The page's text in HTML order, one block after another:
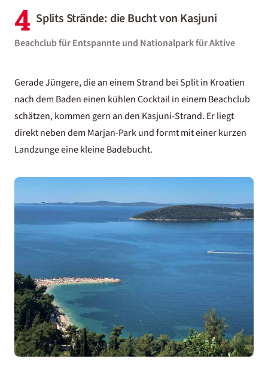
4 Splits Strände: die Bucht von Kasjuni
Beachclub für Entspannte und Nationalpark für Aktive
Gerade Jüngere, die an einem Strand bei Split in Kroatien
nach dem Baden einen kühlen Cocktail in einem Beachclub
schätzen, kommen gern an den Kasjuni-Strand. Er liegt
direkt neben dem Marjan-Park und formt mit einer kurzen
Landzunge eine kleine Badebucht.